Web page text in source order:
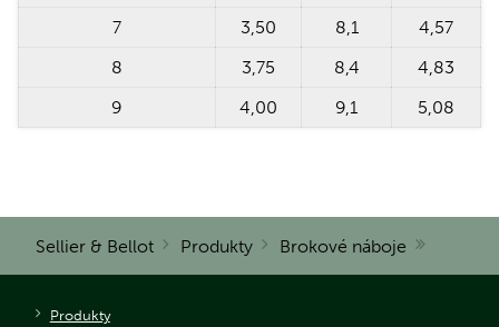
7
3,50 8,1
4,57
8
3,75 8,4
4,83
9
4,00 9,1 5,08
Sellier & Bellot Produkty Brokové náboje
Produkty